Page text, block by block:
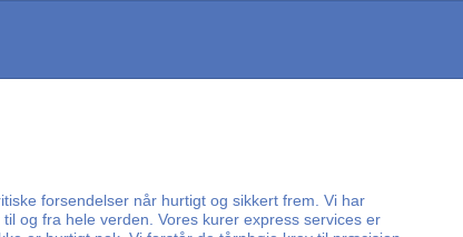
forsendelser når hurtigt og sikkert frem. Vi har
og fra hele verden. Vores kurer express services er